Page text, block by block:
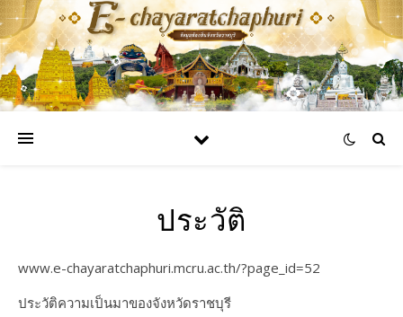
ประวัติ
www.e-chayaratchaphuri.mcru.ac.th/?page_id=52
ประวัติความเป็นมาของจังหวัดราชบุรี